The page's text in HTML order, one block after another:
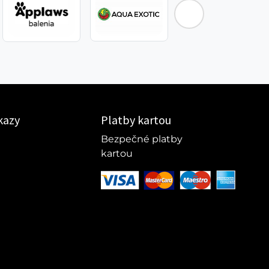
Platby kartou
Bezpečné platby
kartou